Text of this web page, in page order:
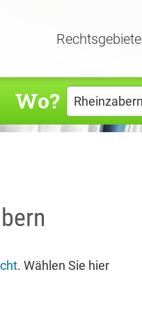
Rechtsgebiete
Wo?
. Wählen Sie hier